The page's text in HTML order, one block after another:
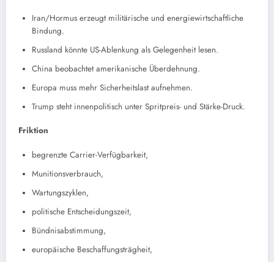
Iran/Hormus erzeugt militärische und energiewirtschaftliche
Bindung.
Russland könnte US-Ablenkung als Gelegenheit lesen.
China beobachtet amerikanische Überdehnung.
Europa muss mehr Sicherheitslast aufnehmen.
Trump steht innenpolitisch unter Spritpreis- und Stärke-Druck.
Friktion
begrenzte Carrier-Verfügbarkeit,
Munitionsverbrauch,
Wartungszyklen,
politische Entscheidungszeit,
Bündnisabstimmung,
europäische Beschaffungsträgheit,